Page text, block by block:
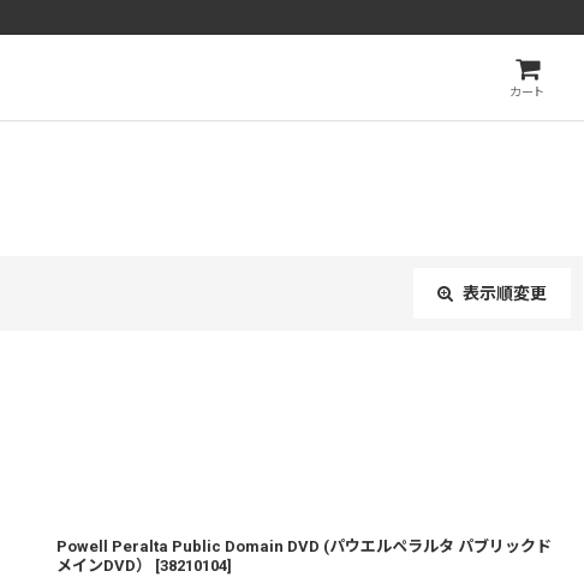
カート
表示順変更
Powell Peralta Public Domain DVD (パウエルペラルタ パブリックド
メインDVD）
[38210104]